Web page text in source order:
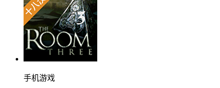
手机游戏